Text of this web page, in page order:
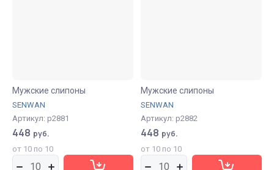
Мужские слипоны
SENWAN
Артикул: р2881
448 руб.
от 10 по 10
Мужские слипоны
SENWAN
Артикул: р2882
448 руб.
от 10 по 10